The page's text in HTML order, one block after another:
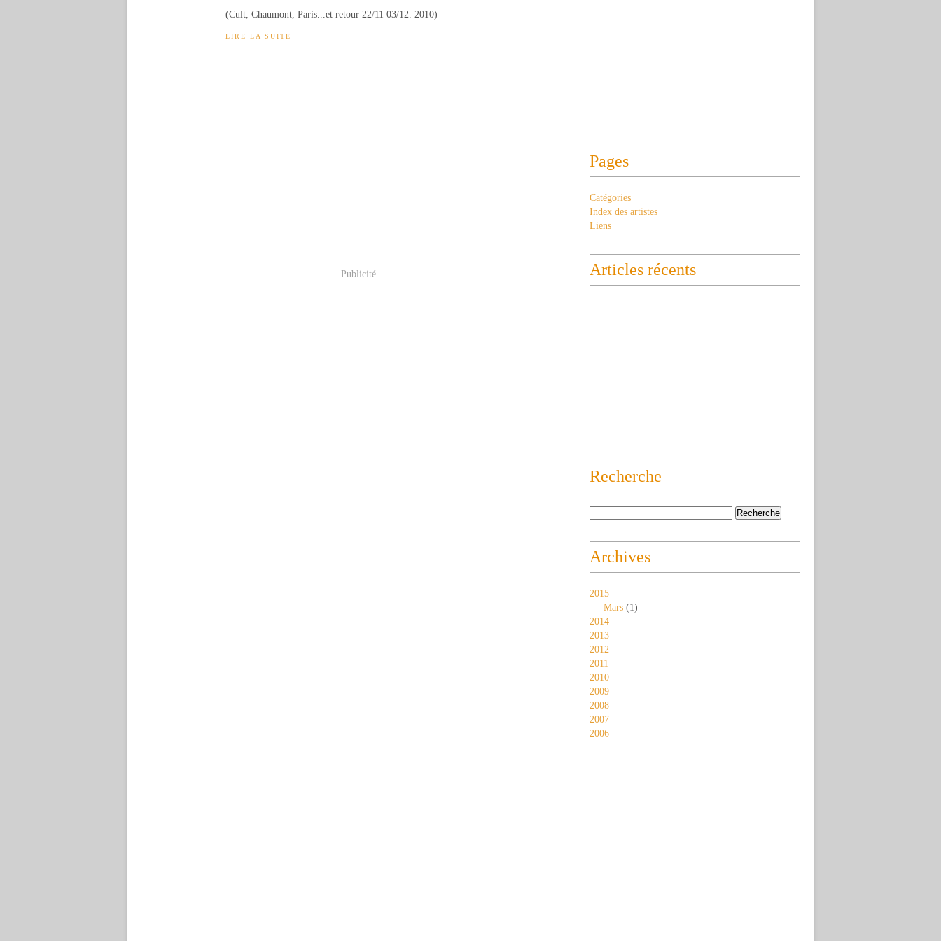
(Cult, Chaumont, Paris...et retour 22/11 03/12. 2010)
LIRE LA SUITE
Publicité
Pages
Catégories
Index des artistes
Liens
Articles récents
Recherche
Archives
2015
Mars (1)
2014
2013
2012
2011
2010
2009
2008
2007
2006